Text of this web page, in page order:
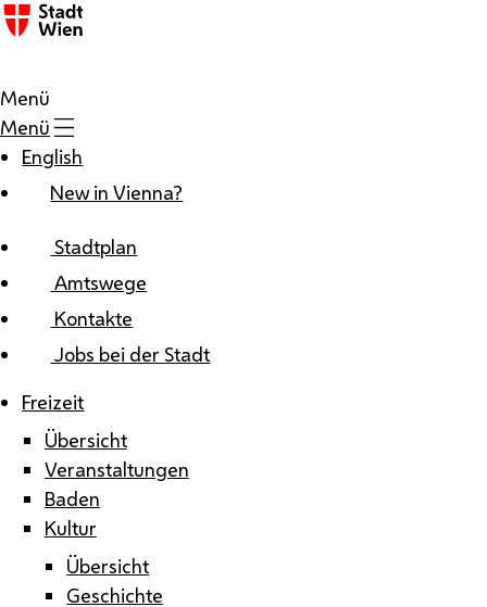
Zum Inhalt
Menü
Menü
English
New in Vienna?
Stadtplan
Amtswege
Kontakte
Jobs bei der Stadt
Freizeit
Übersicht
Veranstaltungen
Baden
Kultur
Übersicht
Geschichte